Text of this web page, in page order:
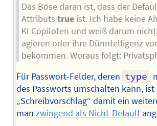
Das Böse daran ist, dass der
Attributs trueist. Ich habe keine
KI Copiloten und weiß darum
agieren oder ihre Dünntelligenz
bekommen. Woraus folgt:
Für Passwort-Felder, deren type
des Passworts umschalten kann, ist
„Schreibvorschlag“ damit ein
man zwingend als Nicht-Default